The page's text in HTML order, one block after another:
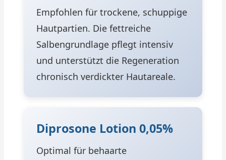
Empfohlen für trockene, schuppige
Hautpartien. Die fettreiche
Salbengrundlage pflegt intensiv
und unterstützt die Regeneration
chronisch verdickter Hautareale.
Diprosone Lotion 0,05%
Optimal für behaarte